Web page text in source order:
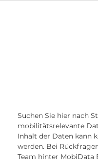
Suchen Sie hier nach
mobilitätsrelevante
Inhalt der Daten kann
werden. Bei
Team hinter MobiData